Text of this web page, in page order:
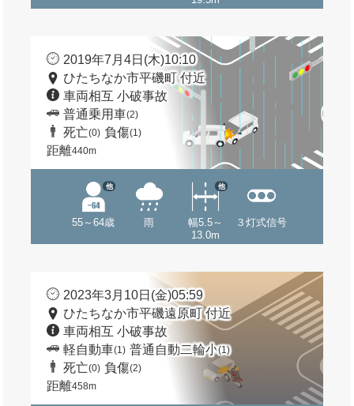
2019年7月4日(木)10:10
ひたちなか市平磯町 付近
車両相互 小破事故
普通乗用車(2)
死亡(0) 負傷(1)
距離440m
55～64歳
他
雨
幅5.5～
13.0m
他
３灯式信号
2023年3月10日(金)05:59
ひたちなか市平磯遠原町 付近
車両相互 小破事故
軽自動車(1) 普通自動二輪小(1)
死亡(0) 負傷(2)
距離458m